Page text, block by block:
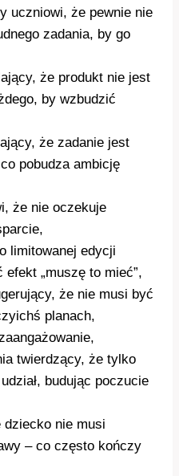
uczniowi, że pewnie nie
zadania, by go
że produkt nie jest
by wzbudzić
że zadanie jest
pobudza ambicję
że nie oczekuje
limitowanej edycji
efekt „muszę to mieć”,
że nie musi być
planach,
twierdzący, że tylko
budując poczucie
nie musi
– co często kończy